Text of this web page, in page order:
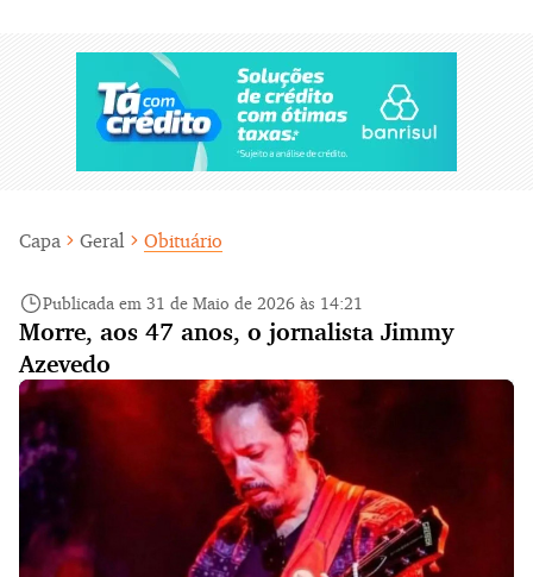
Capa Geral Obituário
Publicada em 31 de Maio de 2026 às 14:21
Morre, aos 47 anos, o jornalista Jimmy
Azevedo